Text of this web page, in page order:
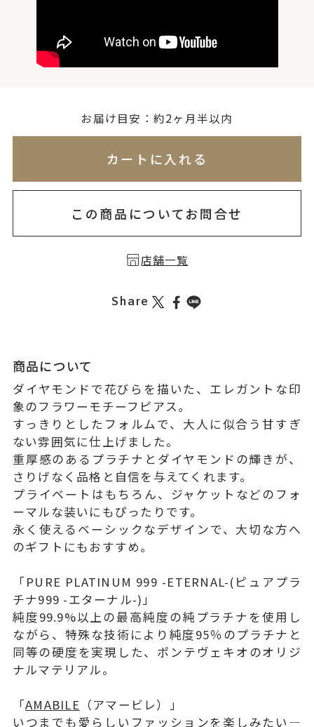
お届け目安：約2ヶ月半以内
カートに入れる
この商品についてお問合せ
店舗一覧
Share
商品について
ダイヤモンドで花びらを描いた、エレガントな印
象のフラワーモチーフピアス。
すっきりとしたフォルムで、大人に似合う甘すぎ
ない雰囲気に仕上げました。
重厚感のあるプラチナとダイヤモンドの輝きが、
さりげなく品格と自信を与えてくれます。
プライベートはもちろん、ジャケットなどのフォ
ーマルな装いにもぴったりです。
永く使えるベーシックなデザインで、大切な方へ
のギフトにもおすすめ。
「PURE PLATINUM 999 -ETERNAL-(ピュアプラ
チナ999 -エターナル-)」
純度99.9%以上の最高純度の純プラチナを使用し
ながら、特殊な技術により純度95％のプラチナと
同等の硬度を実現した、ポンテヴェキオのオリジ
ナルマテリアル。
「AMABILE （アマービレ）」
いつまでも愛らしいファッションを楽しみたい―